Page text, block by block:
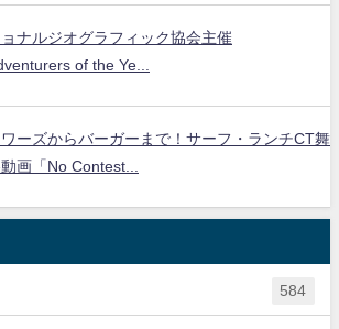
ナルジオグラフィック協会主催
of the Ye...
ワーズからバーガーまで！サーフ・ランチCT舞
画「No Contest...
584